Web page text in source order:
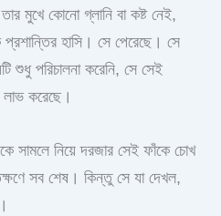
মুখে কোনো গ্লানি বা কষ্ট নেই,
হাসি। সে পেরেছে। সে
শুধু পরিচালনা করেনি, সে সেই
লাভ করেছে।
সামলে নিয়ে দরজার সেই ফাঁকে চোখ
সব শেষ। কিন্তু সে যা দেখল,